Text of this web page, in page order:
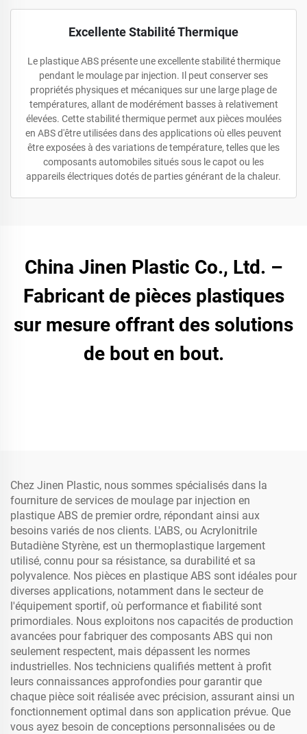
Excellente Stabilité Thermique
Le plastique ABS présente une excellente stabilité thermique
pendant le moulage par injection. Il peut conserver ses
propriétés physiques et mécaniques sur une large plage de
températures, allant de modérément basses à relativement
élevées. Cette stabilité thermique permet aux pièces moulées
en ABS d'être utilisées dans des applications où elles peuvent
être exposées à des variations de température, telles que les
composants automobiles situés sous le capot ou les
appareils électriques dotés de parties générant de la chaleur.
China Jinen Plastic Co., Ltd. –
Fabricant de pièces plastiques
sur mesure offrant des solutions
de bout en bout.
Chez Jinen Plastic, nous sommes spécialisés dans la
fourniture de services de moulage par injection en
plastique ABS de premier ordre, répondant ainsi aux
besoins variés de nos clients. L'ABS, ou Acrylonitrile
Butadiène Styrène, est un thermoplastique largement
utilisé, connu pour sa résistance, sa durabilité et sa
polyvalence. Nos pièces en plastique ABS sont idéales pour
diverses applications, notamment dans le secteur de
l'équipement sportif, où performance et fiabilité sont
primordiales. Nous exploitons nos capacités de production
avancées pour fabriquer des composants ABS qui non
seulement respectent, mais dépassent les normes
industrielles. Nos techniciens qualifiés mettent à profit
leurs connaissances approfondies pour garantir que
chaque pièce soit réalisée avec précision, assurant ainsi un
fonctionnement optimal dans son application prévue. Que
vous ayez besoin de conceptions personnalisées ou de